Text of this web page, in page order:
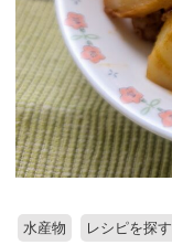
水産物 レシピを探す